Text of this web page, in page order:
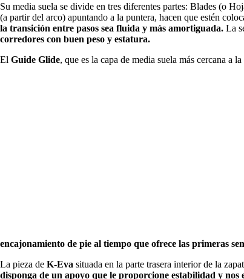
Su media suela se divide en tres diferentes partes: Blades (o
(a partir del arco) apuntando a la puntera, hacen que estén
la transición entre pasos sea fluida y más amortiguada. La
corredores con buen peso y estatura.
El Guide Glide, que es la capa de media suela más cercana a
encajonamiento de pie al tiempo que ofrece las primeras
La pieza de K-Eva situada en la parte trasera interior de la
disponga de un apoyo que le proporcione estabilidad y nos